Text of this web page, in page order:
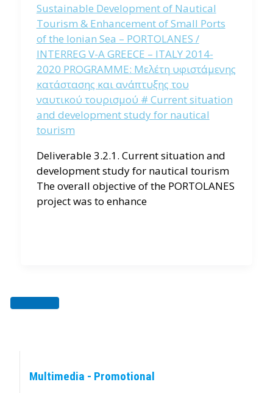
Sustainable Development of Nautical
Tourism & Enhancement of Small Ports
of the Ionian Sea – PORTOLANES /
INTERREG V-A GREECE – ITALY 2014-
2020 PROGRAMME: Μελέτη υφιστάμενης
κατάστασης και ανάπτυξης του
ναυτικού τουρισμού # Current situation
and development study for nautical
tourism
Deliverable 3.2.1. Current situation and
development study for nautical tourism
The overall objective of the PORTOLANES
project was to enhance
Multimedia - Promotional